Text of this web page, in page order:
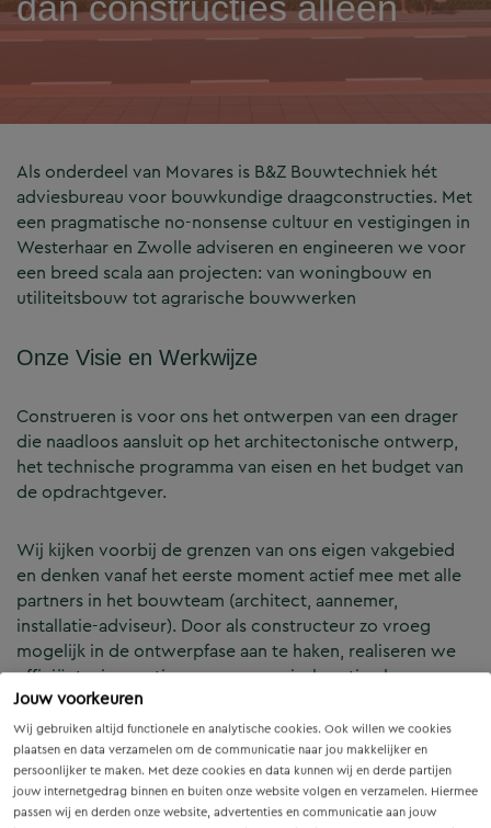
Jouw voorkeuren
Wij gebruiken altijd functionele en analytische cookies. Ook willen we cookies
plaatsen en data verzamelen om de communicatie naar jou makkelijker en
persoonlijker te maken. Met deze cookies en data kunnen wij en derde partijen
jouw internetgedrag binnen en buiten onze website volgen en verzamelen. Hiermee
passen wij en derden onze website, advertenties en communicatie aan jouw
Als onderdeel van Movares is B&Z Bouwtechniek hét
adviesbureau voor bouwkundige draagconstructies. Met
een pragmatische no-nonsense cultuur en vestigingen in
Westerhaar en Zwolle adviseren en engineeren we voor
een breed scala aan projecten: van woningbouw en
utiliteitsbouw tot agrarische bouwwerken
Onze Visie en Werkwijze
Construeren is voor ons het ontwerpen van een drager
die naadloos aansluit op het architectonische ontwerp,
het technische programma van eisen en het budget van
de opdrachtgever.
Wij kijken voorbij de grenzen van ons eigen vakgebied
en denken vanaf het eerste moment actief mee met alle
partners in het bouwteam (architect, aannemer,
installatie-adviseur). Door als constructeur zo vroeg
mogelijk in de ontwerpfase aan te haken, realiseren we
efficiënte, innovatieve en economisch optimale
constructies — voor zowel nieuwbouw als renovatie.
Onze Expertises en Activiteiten
B&Z Bouwtechniek verzorgt het volledige constructieve